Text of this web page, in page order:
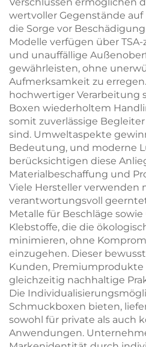
wertvoller Gegenstände
die Sorge vor
Modelle verfügen über
und unauffällige
gewährleisten, ohne
Aufmerksamkeit zu
hochwertiger Verarbeitung
Boxen wiederholtem
somit zuverlässige
sind. Umweltaspekte
Bedeutung, und moderne
berücksichtigen diese
Materialbeschaffung und
Viele Hersteller verwenden
verantwortungsvoll
Metalle für Beschläge
Klebstoffe, die die
minimieren, ohne
einzugehen. Dieser
Kunden,
gleichzeitig nachhaltige
Die
Schmuckboxen bieten,
sowohl für private als auch
Anwendungen.